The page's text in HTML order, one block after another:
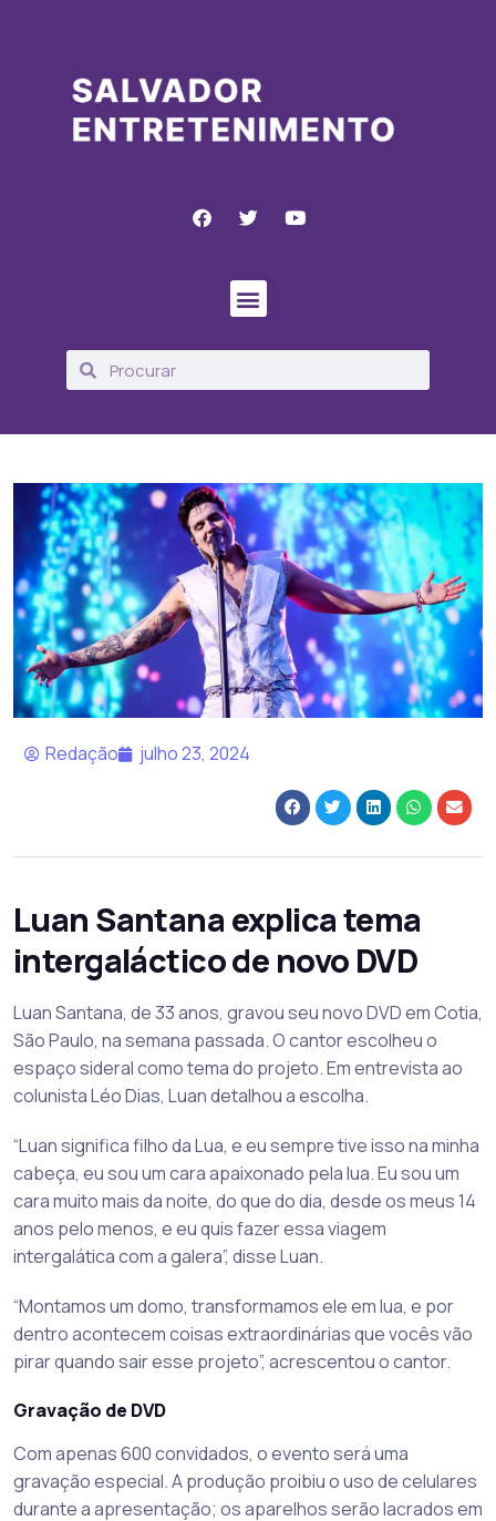
Redação julho 23, 2024
Luan Santana explica tema
intergaláctico de novo DVD
Luan Santana, de 33 anos, gravou seu novo DVD em Cotia,
São Paulo, na semana passada. O cantor escolheu o
espaço sideral como tema do projeto. Em entrevista ao
colunista Léo Dias, Luan detalhou a escolha.
“Luan significa filho da Lua, e eu sempre tive isso na minha
cabeça, eu sou um cara apaixonado pela lua. Eu sou um
cara muito mais da noite, do que do dia, desde os meus 14
anos pelo menos, e eu quis fazer essa viagem
intergalática com a galera”, disse Luan.
“Montamos um domo, transformamos ele em lua, e por
dentro acontecem coisas extraordinárias que vocês vão
pirar quando sair esse projeto”, acrescentou o cantor.
Gravação de DVD
Com apenas 600 convidados, o evento será uma
gravação especial. A produção proibiu o uso de celulares
durante a apresentação; os aparelhos serão lacrados em